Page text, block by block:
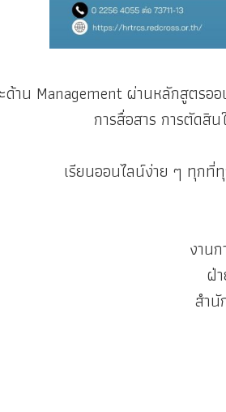
าน Management ผ่านหลักสูตรอ
การสื่อสาร การตัดสิ
เรียนออนไลน์ง่าย ๆ ทุกที่
งาน
ฝ่
สำนั